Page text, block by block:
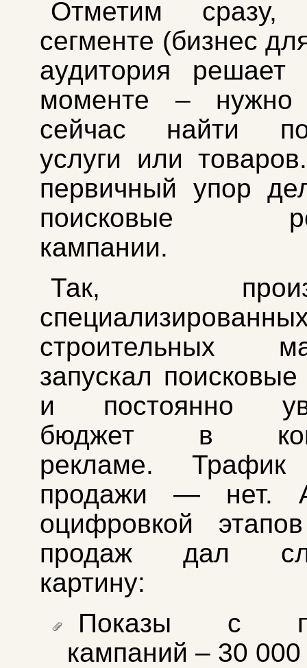
Отметим
сегменте (бизнес
аудитория решает
моменте –
сейчас найти
услуги или
первичный упор
поисковые
кампании.
Так,
строительных
запускал
и постоянно
бюджет в
рекламе.
продажи — нет.
оцифровкой
продаж дал
картину:
Показы с
кампаний – 30 000